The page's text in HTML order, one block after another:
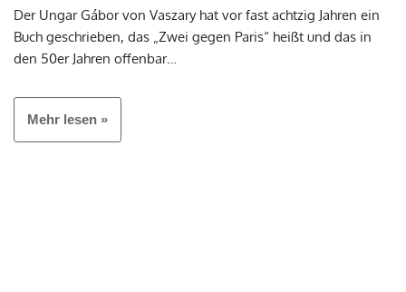
Der Ungar Gábor von Vaszary hat vor fast achtzig Jahren ein
Buch geschrieben, das „Zwei gegen Paris“ heißt und das in
den 50er Jahren offenbar…
Mehr lesen »